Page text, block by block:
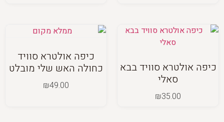
כיפה אולטרא סוויד בבא
סאלי
₪35.00
כיפה אולטרא סוויד
כחולה האש שלי מובלט
₪49.00